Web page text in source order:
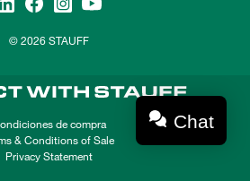
© 2026 STAUFF
de compra
& Conditions of Sale
Privacy Statement
Chat